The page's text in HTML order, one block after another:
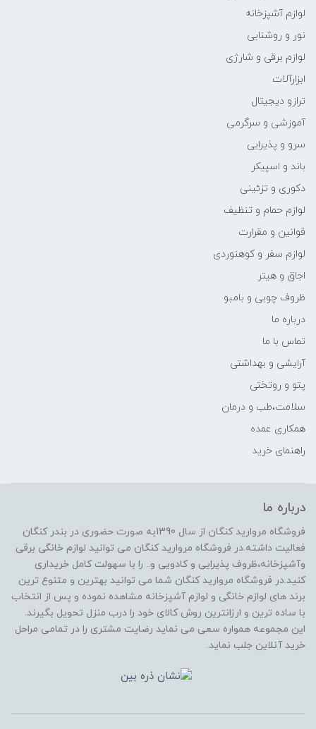
لوازم آشپزخانه
نور و روشنایی
لوازم برقی و شارژی
ابزارآلات
ترازو دیجیتال
آموزشی و سرگرمی
سرو و پذیرایی
باند و اسپیکر
دکوری و تزئینی
لوازم حمام و تنظیف
قوانین و مقرارت
لوازم سفر و کوهنوردی
اجاق و هیتر
ظروف چوبی و بامبو
درباره ما
تماس با ما
آرایشی و بهداشتی
پتو و روتختی
سلامت،طب و درمان
همکاری عمده
راهنمای خرید
درباره ما
فروشگاه مروارید کنگان از سال 1390به صورت حضوری در بندر کنگان
فعالیت داشته.در فروشگاه مروارید کنگان می توانید لوازم خانگی برقی
وآشپزخانه،ظروف پذیرایی و کادویی و.. را با سهولت کامل خریداری
کنید.در فروشگاه مروارید کنگان شما می توانید بهترین و متنوع ترین
برند های لوازم خانگی و لوازم آشپزخانه مشاهده نموده و پس از انتخاب
با ساده ترین و ارزانترین روش کالای خود را درب منزل تحویل بگیرند.
این مجموعه همواره سعی می نماید رضایت مشتری را در تمامی مراحل
خرید آنلاین جلب نماید.